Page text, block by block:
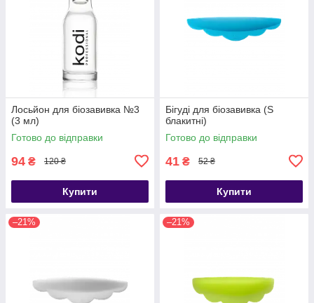
Лосьйон для біозавивка №3
(3 мл)
Готово до відправки
94 ₴ 120 ₴
Купити
Бігуді для біозавивка (S
блакитні)
Готово до відправки
41 ₴ 52 ₴
Купити
–21% –21%